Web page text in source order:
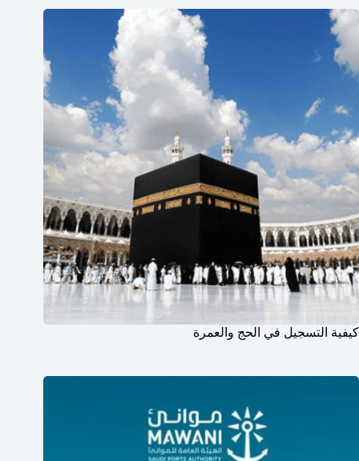
كيفية التسجيل في الحج والعمرة